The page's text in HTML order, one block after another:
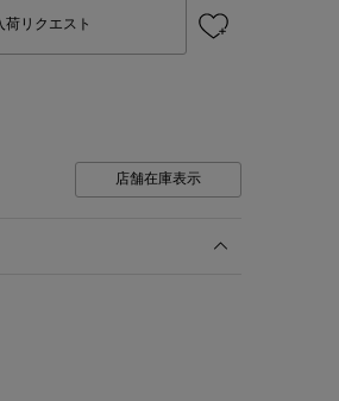
荷リクエスト
店舗在庫表示